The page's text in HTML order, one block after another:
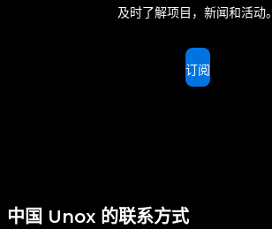
及时了解项目，新闻和活动。
订阅
中国 Unox 的联系方式